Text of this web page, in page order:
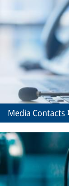
Media Contacts